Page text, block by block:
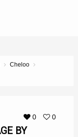
Cheloo
0 0